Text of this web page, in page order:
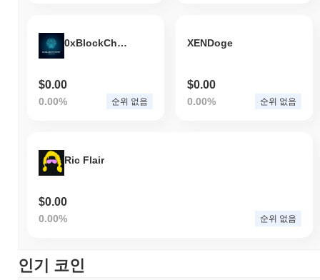
0xBlockChain
$0.00
0.00% 순위 없음
XENDoge
$0.00
0.00% 순위 없음
Ric Flair
$0.00
0.00% 순위 없음
인기 코인